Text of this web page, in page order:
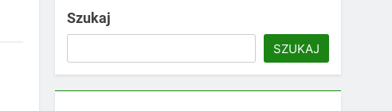
Szukaj
SZUKAJ